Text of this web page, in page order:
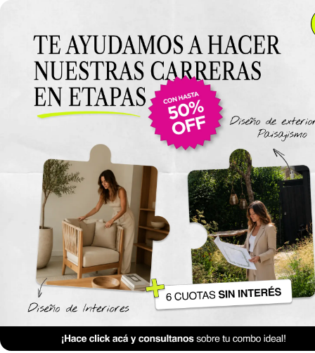
Anterior Clase
Clase 4
Materiales
Espacio Pequeño
Mobiliario